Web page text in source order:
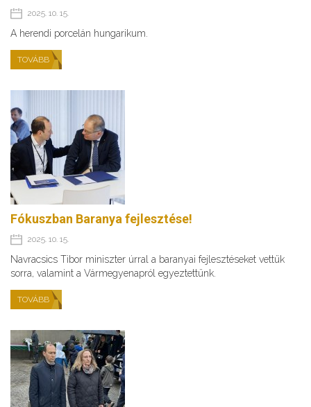
2025. 10. 15.
A herendi porcelán hungarikum.
TOVÁBB
Fókuszban Baranya fejlesztése!
2025. 10. 15.
Navracsics Tibor miniszter úrral a baranyai fejlesztéseket vettük
sorra, valamint a Vármegyenapról egyeztettünk.
TOVÁBB